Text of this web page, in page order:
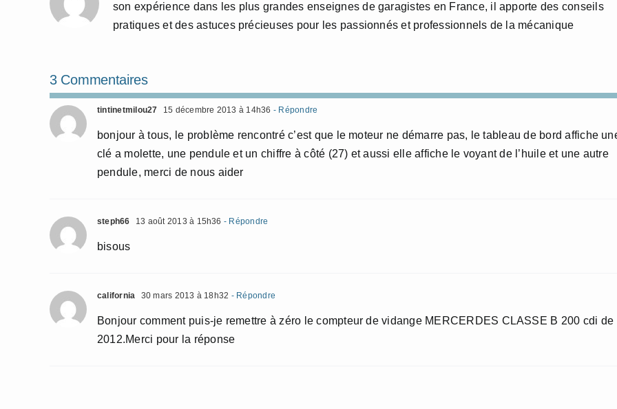
son expérience dans les plus grandes enseignes de garagistes en France, il apporte des conseils
pratiques et des astuces précieuses pour les passionnés et professionnels de la mécanique
3 Commentaires
tintinetmilou27 15 décembre 2013 à 14h36 - Répondre
bonjour à tous, le problème rencontré c’est que le moteur ne démarre pas, le tableau de bord affiche
clé a molette, une pendule et un chiffre à côté (27) et aussi elle affiche le voyant de l’huile et une autre
pendule, merci de nous aider
steph66 13 août 2013 à 15h36 - Répondre
bisous
california 30 mars 2013 à 18h32 - Répondre
Bonjour comment puis-je remettre à zéro le compteur de vidange MERCERDES CLASSE B 200 cdi de
2012.Merci pour la réponse